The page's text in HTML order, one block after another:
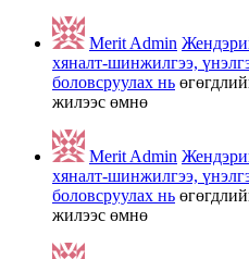
Merit Admin
хяналт-шинжилгээ,
боловсруулах нь
жилээс өмнө
Merit Admin
хяналт-шинжилгээ,
боловсруулах нь
жилээс өмнө